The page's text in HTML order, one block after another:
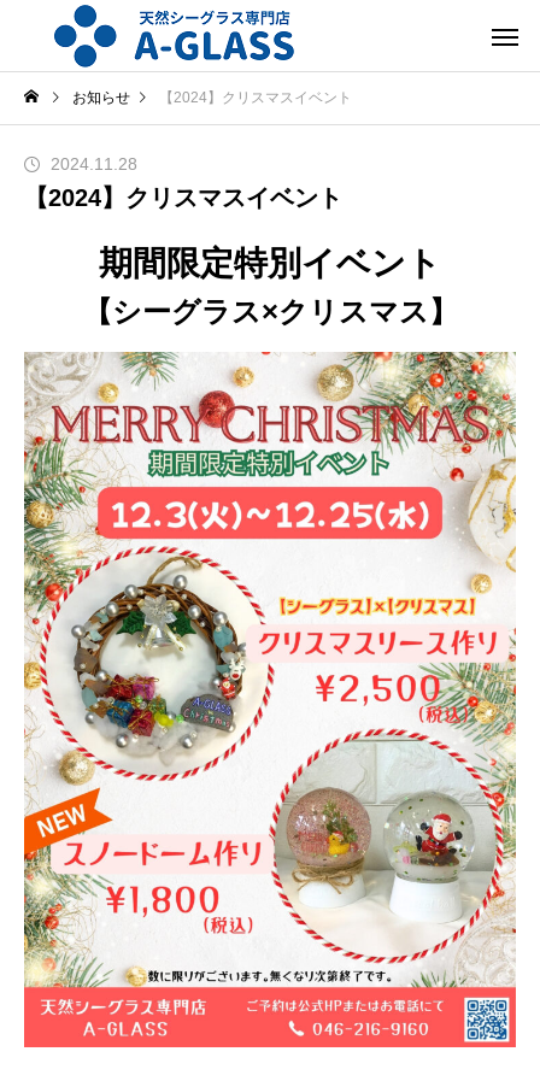
お知らせ 【2024】クリスマスイベント
【2024】クリスマスイベント
2024.11.28
期間限定特別イベント
【シーグラス×クリスマス】